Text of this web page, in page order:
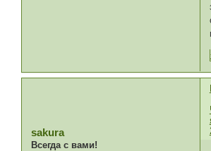
sakura
Всегда с вами!